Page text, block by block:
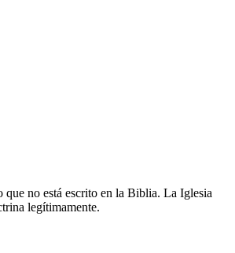
que no está escrito en la Biblia. La Iglesia
legítimamente.